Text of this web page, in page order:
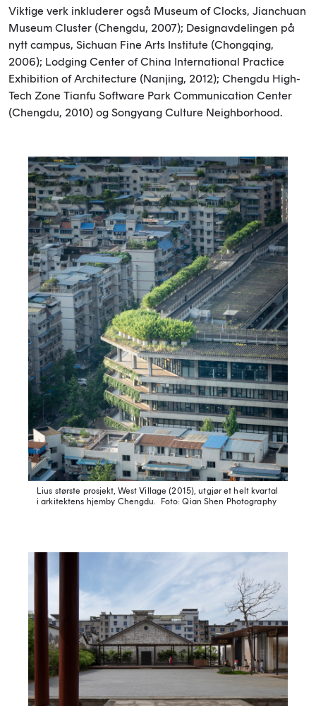
Viktige verk inkluderer også Museum of Clocks, Jianchuan
Museum Cluster (Chengdu, 2007); Designavdelingen på
nytt campus, Sichuan Fine Arts Institute (Chongqing,
2006); Lodging Center of China International Practice
Exhibition of Architecture (Nanjing, 2012); Chengdu High-
Tech Zone Tianfu Software Park Communication Center
(Chengdu, 2010) og Songyang Culture Neighborhood.
Lius største prosjekt, West Village (2015), utgjør et helt kvartal
i arkitektens hjemby Chengdu.
Foto: Qian Shen Photography